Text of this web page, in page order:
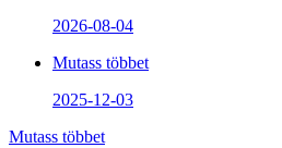
2026-08-04
Mutass többet
2025-12-03
Mutass többet